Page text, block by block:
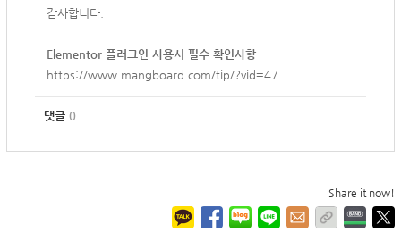
감사합니다.
Elementor 플러그인 사용시 필수 확인사항
https://www.mangboard.com/tip/?vid=47
댓글 0
Share it now!